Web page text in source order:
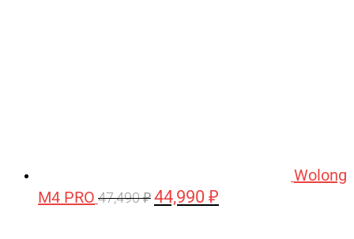
Wolong
M4 PRO 47,490₽ Первоначальная
44,990 ₽